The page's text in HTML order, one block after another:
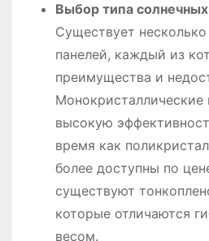
Выбор типа солнечных
Существует
панелей, каждый из
преимущества и
Монокристаллические
высокую
время как
более доступны по
существуют
которые отличаются
весом.